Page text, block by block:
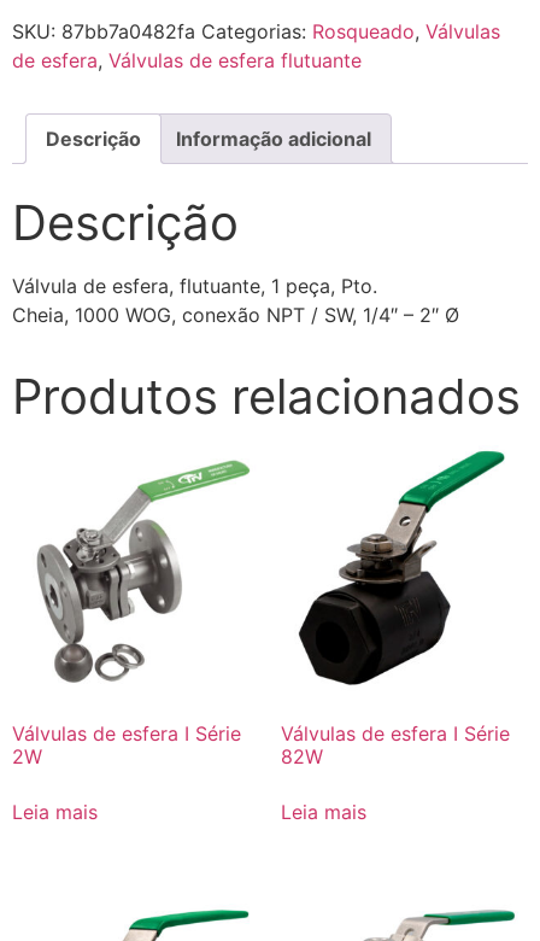
SKU: 87bb7a0482fa Categorias: Rosqueado, Válvulas
de esfera, Válvulas de esfera flutuante
Descrição Informação adicional
Descrição
Válvula de esfera, flutuante, 1 peça, Pto.
Cheia, 1000 WOG, conexão NPT / SW, 1/4″ – 2″ Ø
Produtos relacionados
Válvulas de esfera I Série
2W
Leia mais
Válvulas de esfera I Série
82W
Leia mais